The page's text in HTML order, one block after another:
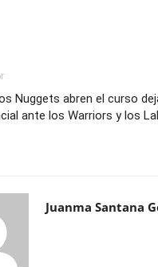
Nuggets abren el curso
ante los Warriors y los
Juanma Santana